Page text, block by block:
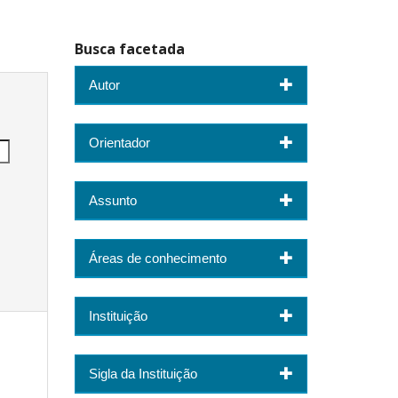
Busca facetada
Autor
Orientador
Assunto
Áreas de conhecimento
Instituição
Sigla da Instituição